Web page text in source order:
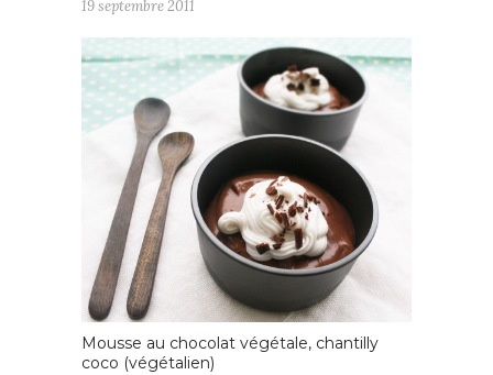
19 septembre 2011
Mousse au chocolat végétale, chantilly
coco (végétalien)